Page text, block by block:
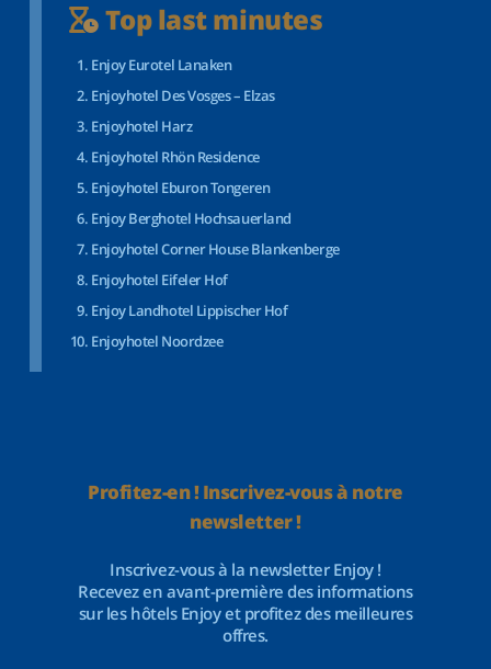
Top last minutes
Enjoy Eurotel Lanaken
Enjoyhotel Des Vosges – Elzas
Enjoyhotel Harz
Enjoyhotel Rhön Residence
Enjoyhotel Eburon Tongeren
Enjoy Berghotel Hochsauerland
Enjoyhotel Corner House Blankenberge
Enjoyhotel Eifeler Hof
Enjoy Landhotel Lippischer Hof
Enjoyhotel Noordzee
Profitez-en ! Inscrivez-vous à notre
newsletter !
Inscrivez-vous à la newsletter Enjoy !
Recevez en avant-première des informations
sur les hôtels Enjoy et profitez des meilleures
offres.